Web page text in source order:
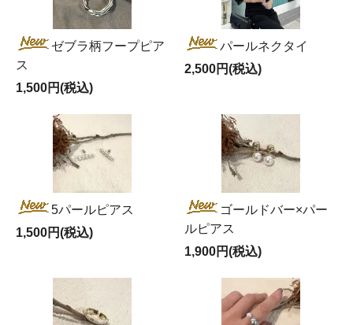
ゼブラ柄フープピア
ス
1,500円(税込)
パールネクタイ
2,500円(税込)
5パールピアス
1,500円(税込)
ゴールドバー×パー
ルピアス
1,900円(税込)